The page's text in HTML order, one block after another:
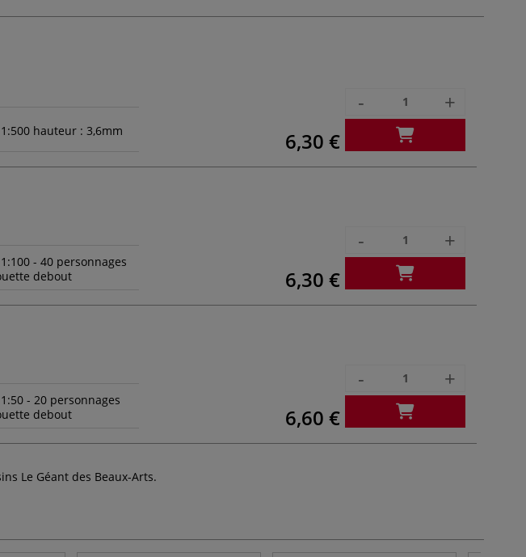
hauteur : 3,6mm 6,30 €
- +
- 40 personnages
debout
6,30 €
- +
- 20 personnages
debout
6,60 €
- +
Le Géant des Beaux-Arts.